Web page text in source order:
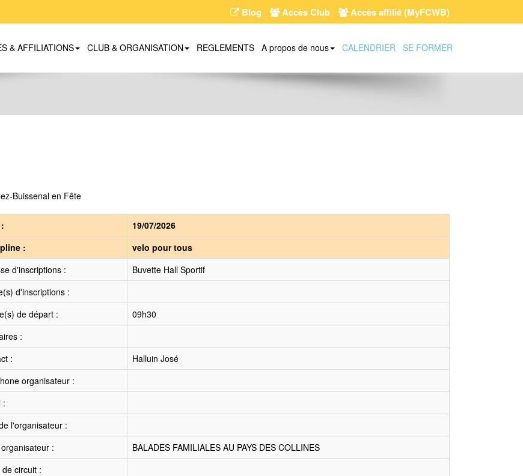
Blog Accès Club Accès affilié (MyFCWB)
& AFFILIATIONS CLUB & ORGANISATION REGLEMENTS A propos de nous CALENDRIER SE FORMER
Buissenal en Fête
19/07/2026
:
velo pour tous
d'inscriptions :
Buvette Hall Sportif
d'inscriptions :
de départ :
09h30
:
:
Halluin José
organisateur :
:
l'organisateur :
:
BALADES FAMILIALES AU PAYS DES COLLINES
circuit :